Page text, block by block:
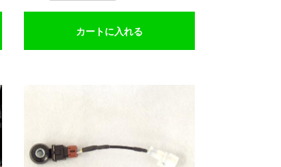
カートに入れる